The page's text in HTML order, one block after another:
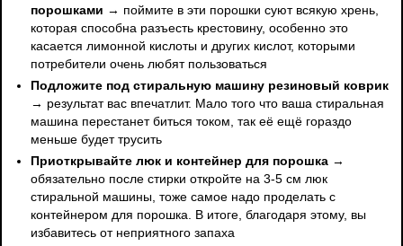
порошками → поймите в эти порошки суют всякую хрень,
которая способна разъесть крестовину, особенно это
касается лимонной кислоты и других кислот, которыми
потребители очень любят пользоваться
Подложите под стиральную машину резиновый коврик
→ результат вас впечатлит. Мало того что ваша стиральная
машина перестанет биться током, так её ещё гораздо
меньше будет трусить
Приоткрывайте люк и контейнер для порошка →
обязательно после стирки откройте на 3-5 см люк
стиральной машины, тоже самое надо проделать с
контейнером для порошка. В итоге, благодаря этому, вы
избавитесь от неприятного запаха